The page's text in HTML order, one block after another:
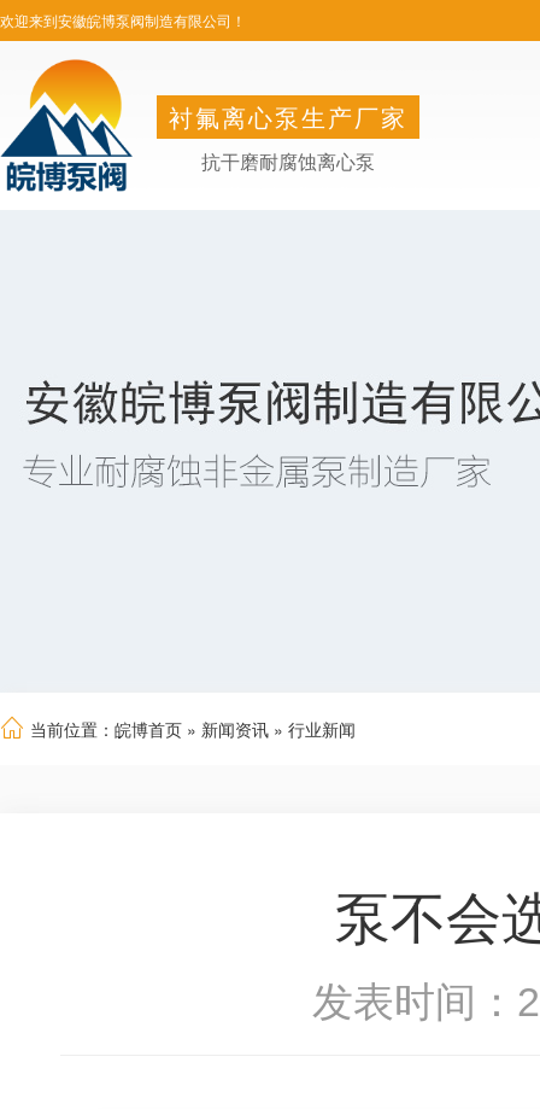
欢迎来到安徽皖博泵阀制造有限公司！
衬氟离心泵生产厂家
抗干磨耐腐蚀离心泵
当前位置： 皖博首页 » 新闻资讯 » 行业新闻
泵不会
发表时间：